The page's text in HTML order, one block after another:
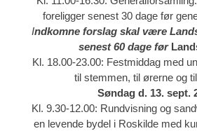
foreligger senest 30 dage før
Indkomne forslag skal være
senest 60 dage før
Kl. 18.00-23.00: Festmiddag med
til stemmen, til ørerne og
Søndag d. 13. sept.
Kl. 9.30-12.00: Rundvisning og
en levende bydel i Roskilde med